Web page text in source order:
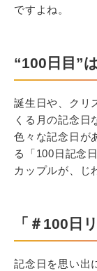
ですよね。
“100日目”
誕生日や、クリ
くる月の記念日
色々な記念日が
る「100日記念
カップルが、じ
「＃100日
記念日を思い出